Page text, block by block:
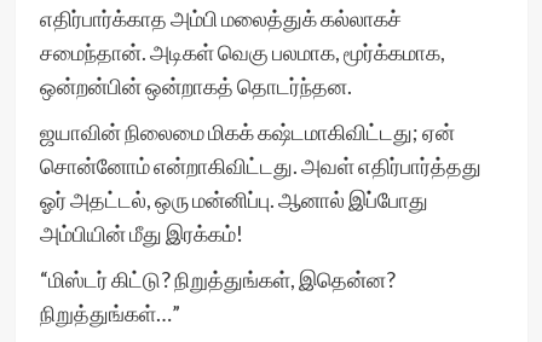
எதிர்பார்க்காத அம்பி மலைத்துக் கல்லாகச்
சமைந்தான். அடிகள் வெகு பலமாக, மூர்க்கமாக,
ஒன்றன்பின் ஒன்றாகத் தொடர்ந்தன.
ஜயாவின் நிலைமை மிகக் கஷ்டமாகிவிட்டது; ஏன்
சொன்னோம் என்றாகிவிட்டது. அவள் எதிர்பார்த்தது
ஓர் அதட்டல், ஒரு மன்னிப்பு. ஆனால் இப்போது
அம்பியின் மீது இரக்கம்!
“மிஸ்டர் கிட்டு? நிறுத்துங்கள், இதென்ன?
நிறுத்துங்கள்…”